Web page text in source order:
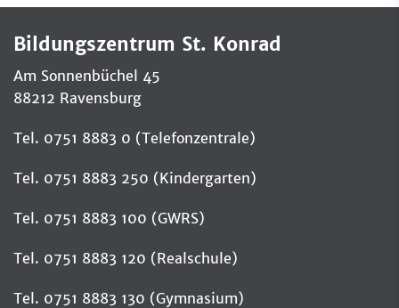
Bildungszentrum St. Konrad
Am Sonnenbüchel 45
88212 Ravensburg
Tel. 0751 8883 0 (Telefonzentrale)
Tel. 0751 8883 250 (Kindergarten)
Tel. 0751 8883 100 (GWRS)
Tel. 0751 8883 120 (Realschule)
Tel. 0751 8883 130 (Gymnasium)